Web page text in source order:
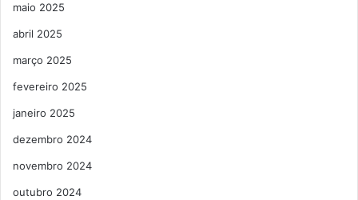
maio 2025
abril 2025
março 2025
fevereiro 2025
janeiro 2025
dezembro 2024
novembro 2024
outubro 2024